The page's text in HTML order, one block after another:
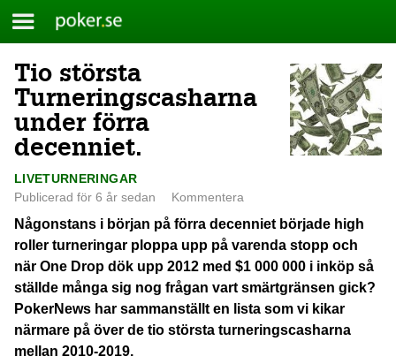
Skip
to
content
Meny
Poker.se
Tio största
Turneringscasharna
under förra
decenniet.
LIVETURNERINGAR
Publicerad för 6 år sedan
Kommentera
Någonstans i början på förra decenniet började high
roller turneringar ploppa upp på varenda stopp och
när One Drop dök upp 2012 med $1 000 000 i inköp så
ställde många sig nog frågan vart smärtgränsen gick?
PokerNews har sammanställt en lista som vi kikar
närmare på över de tio största turneringscasharna
mellan 2010-2019.